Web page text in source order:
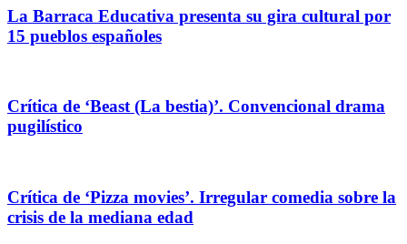
La Barraca Educativa presenta su gira cultural por
15 pueblos españoles
Crítica de ‘Beast (La bestia)’. Convencional drama
pugilístico
Crítica de ‘Pizza movies’. Irregular comedia sobre la
crisis de la mediana edad